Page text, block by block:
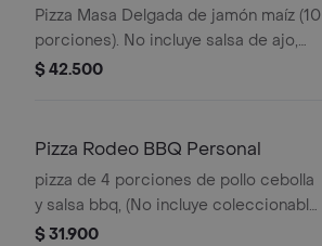
Familiar
Pizza Masa Delgada de jamón maíz (10
porciones). No incluye salsa de ajo,
llevala por $2.900 adicionales.
$ 42.500
Pizza Rodeo BBQ Personal
pizza de 4 porciones de pollo cebolla
y salsa bbq, (No incluye coleccionable
para este canal).
$ 31.900